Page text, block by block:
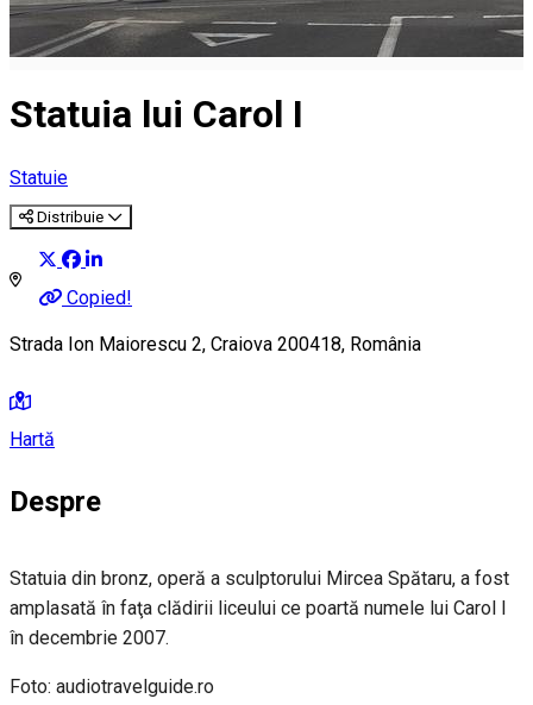
Statuia lui Carol I
Statuie
Distribuie
Copied!
Strada Ion Maiorescu 2, Craiova 200418, România
Hartă
Despre
Statuia din bronz, operă a sculptorului Mircea Spătaru, a fost
amplasată în faţa clădirii liceului ce poartă numele lui Carol I
în decembrie 2007.
Foto: audiotravelguide.ro